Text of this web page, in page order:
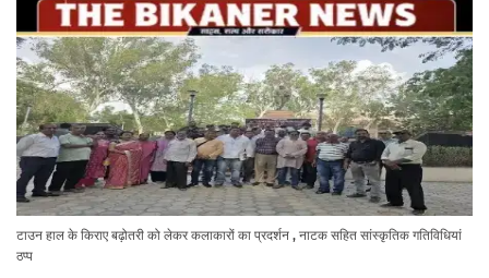
टाउन हाल के किराए बढ़ोतरी को लेकर कलाकारों का प्रदर्शन , नाटक सहित सांस्कृतिक गतिविधियां
ठप्प